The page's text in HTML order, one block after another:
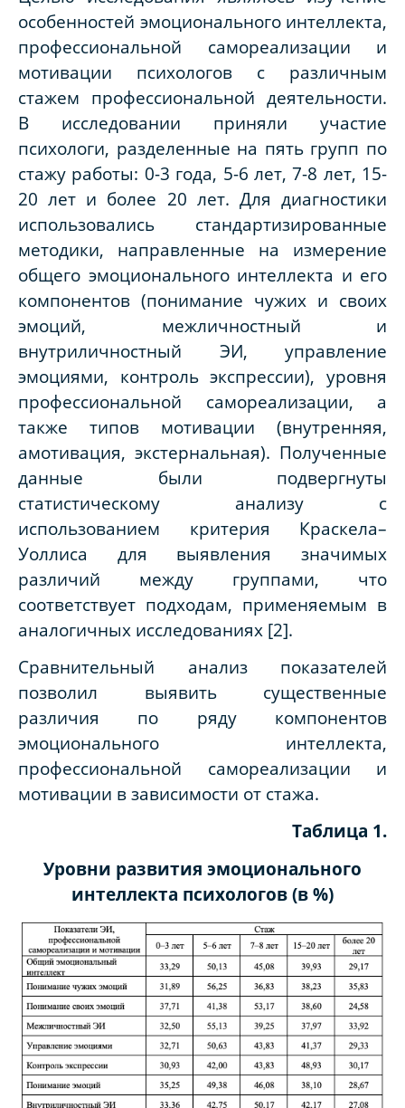
особенностей эмоционального интеллекта,
профессиональной самореализации и
мотивации психологов с различным
стажем профессиональной деятельности.
В исследовании приняли участие
психологи, разделенные на пять групп по
стажу работы: 0-3 года, 5-6 лет, 7-8 лет, 15-
20 лет и более 20 лет. Для диагностики
использовались стандартизированные
методики, направленные на измерение
общего эмоционального интеллекта и его
компонентов (понимание чужих и своих
эмоций, межличностный и
внутриличностный ЭИ, управление
эмоциями, контроль экспрессии), уровня
профессиональной самореализации, а
также типов мотивации (внутренняя,
амотивация, экстернальная). Полученные
данные были подвергнуты
статистическому анализу с
использованием критерия Краскела–
Уоллиса для выявления значимых
различий между группами, что
соответствует подходам, применяемым в
аналогичных исследованиях [2].
Сравнительный анализ показателей
позволил выявить существенные
различия по ряду компонентов
эмоционального интеллекта,
профессиональной самореализации и
мотивации в зависимости от стажа.
Таблица 1.
Уровни развития эмоционального
интеллекта психологов (в %)